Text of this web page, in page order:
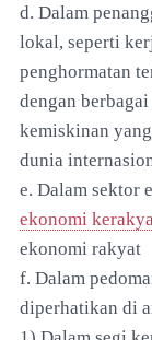
d. Dalam
lokal, seperti
penghormatan
dengan
kemiskinan
dunia
e. Dalam sektor
ekonomi
ekonomi rakyat
f. Dalam
diperhatikan di